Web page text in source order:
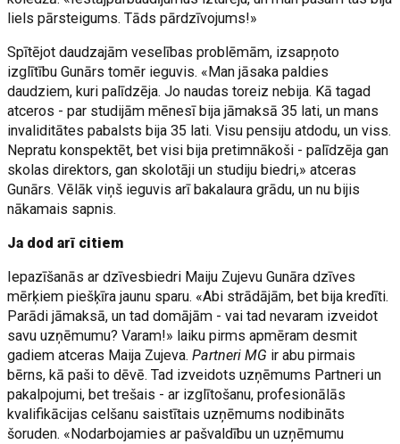
liels pārsteigums. Tāds pārdzīvojums!»
Spītējot daudzajām veselības problēmām, izsapņoto
izglītību Gunārs tomēr ieguvis. «Man jāsaka paldies
daudziem, kuri palīdzēja. Jo naudas toreiz nebija. Kā tagad
atceros - par studijām mēnesī bija jāmaksā 35 lati, un mans
invaliditātes pabalsts bija 35 lati. Visu pensiju atdodu, un viss.
Nepratu konspektēt, bet visi bija pretimnākoši - palīdzēja gan
skolas direktors, gan skolotāji un studiju biedri,» atceras
Gunārs. Vēlāk viņš ieguvis arī bakalaura grādu, un nu bijis
nākamais sapnis.
Ja dod arī citiem
Iepazīšanās ar dzīvesbiedri Maiju Zujevu Gunāra dzīves
mērķiem piešķīra jaunu sparu. «Abi strādājām, bet bija kredīti.
Parādi jāmaksā, un tad domājām - vai tad nevaram izveidot
savu uzņēmumu? Varam!» laiku pirms apmēram desmit
gadiem atceras Maija Zujeva.Partneri MG ir abu pirmais
bērns, kā paši to dēvē. Tad izveidots uzņēmums Partneri un
pakalpojumi, bet trešais - ar izglītošanu, profesionālās
kvalifikācijas celšanu saistītais uzņēmums nodibināts
šoruden. «Nodarbojamies ar pašvaldību un uzņēmumu